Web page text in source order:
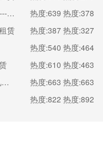
宁波宁海女王婚纱租赁服务部---婚纱租赁
热度:639 热度:378
赁
热度:387 热度:327
热度:540 热度:464
热度:610 热度:463
洛阳薇蔓婚纱礼服馆----婚纱礼服租赁
热度:663 热度:663
热度:822 热度:892